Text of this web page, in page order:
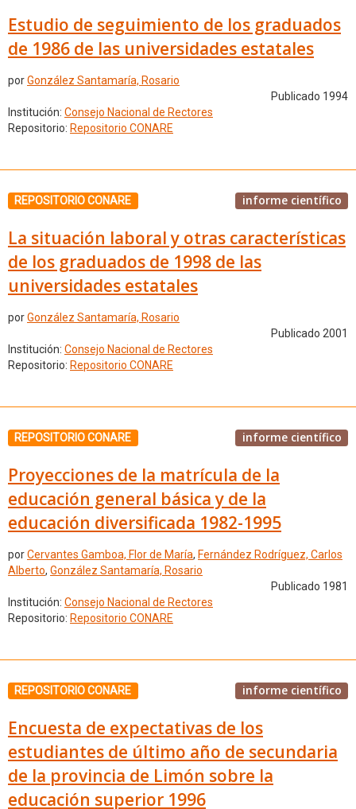
Estudio de seguimiento de los graduados
de 1986 de las universidades estatales
porGonzález Santamaría, Rosario
Publicado 1994
Institución: Consejo Nacional de Rectores
Repositorio: Repositorio CONARE
REPOSITORIO CONARE informe científico
La situación laboral y otras características
de los graduados de 1998 de las
universidades estatales
porGonzález Santamaría, Rosario
Publicado 2001
Institución: Consejo Nacional de Rectores
Repositorio: Repositorio CONARE
REPOSITORIO CONARE informe científico
Proyecciones de la matrícula de la
educación general básica y de la
educación diversificada 1982-1995
porCervantes Gamboa, Flor de María, Fernández Rodríguez, Carlos
Alberto, González Santamaría, Rosario
Publicado 1981
Institución: Consejo Nacional de Rectores
Repositorio: Repositorio CONARE
REPOSITORIO CONARE informe científico
Encuesta de expectativas de los
estudiantes de último año de secundaria
de la provincia de Limón sobre la
educación superior 1996